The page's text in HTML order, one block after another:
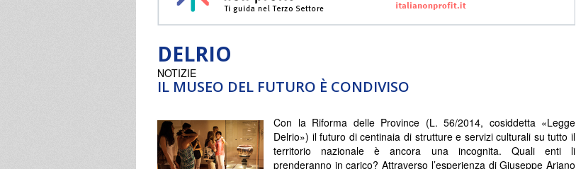
DELRIO
IL MUSEO DEL FUTURO È CONDIVISO
NOTIZIE
Con la Riforma delle Province (L. 56/2014, cosiddetta «Legge
Delrio») il futuro di centinaia di strutture e servizi culturali su tutto il
territorio nazionale è ancora una incognita. Quali enti li
prenderanno in carico? Attraverso l’esperienza di Giuseppe Ariano